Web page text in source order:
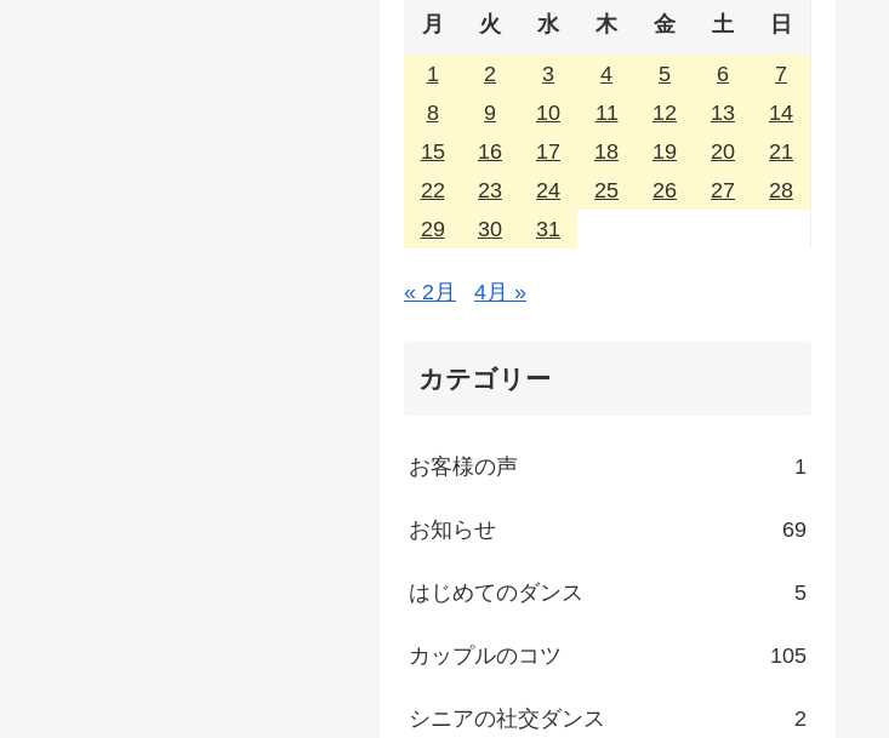
月 火 水 木 金 土 日
1 2 3 4 5 6
7
8
9 10 11 12 13
14
15
16 17 18 19 20
21
22
23 24 25 26 27
28
29
30 31
« 2月 4月 »
カテゴリー
お客様の声 1
お知らせ 69
はじめてのダンス 5
カップルのコツ 105
シニアの社交ダンス 2